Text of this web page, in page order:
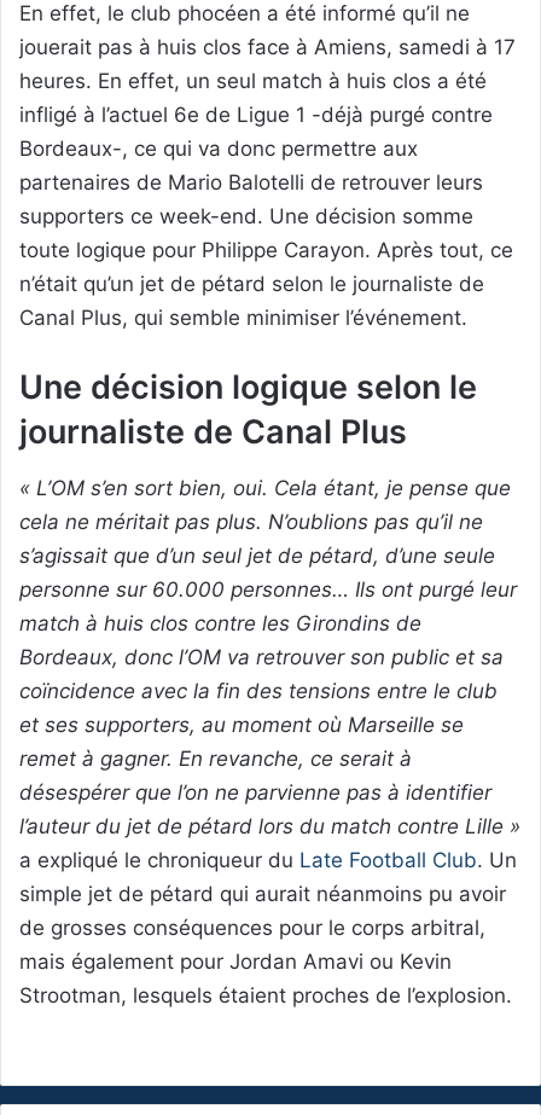
En effet, le club phocéen a été informé qu’il ne
jouerait pas à huis clos face à Amiens, samedi à 17
heures. En effet, un seul match à huis clos a été
infligé à l’actuel 6e de Ligue 1 -déjà purgé contre
Bordeaux-, ce qui va donc permettre aux
partenaires de Mario Balotelli de retrouver leurs
supporters ce week-end. Une décision somme
toute logique pour Philippe Carayon. Après tout, ce
n’était qu’un jet de pétard selon le journaliste de
Canal Plus, qui semble minimiser l’événement.
Une décision logique selon le
journaliste de Canal Plus
« L’OM s’en sort bien, oui. Cela étant, je pense que
cela ne méritait pas plus. N’oublions pas qu’il ne
s’agissait que d’un seul jet de pétard, d’une seule
personne sur 60.000 personnes… Ils ont purgé leur
match à huis clos contre les Girondins de
Bordeaux, donc l’OM va retrouver son public et sa
coïncidence avec la fin des tensions entre le club
et ses supporters, au moment où Marseille se
remet à gagner. En revanche, ce serait à
désespérer que l’on ne parvienne pas à identifier
l’auteur du jet de pétard lors du match contre Lille »
a expliqué le chroniqueur du Late Football Club. Un
simple jet de pétard qui aurait néanmoins pu avoir
de grosses conséquences pour le corps arbitral,
mais également pour Jordan Amavi ou Kevin
Strootman, lesquels étaient proches de l’explosion.